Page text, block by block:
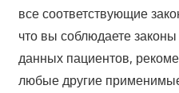
все соответствующие
что вы соблюдаете
данных пациентов,
любые другие